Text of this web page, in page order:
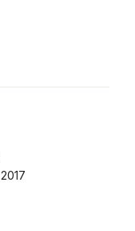
2017